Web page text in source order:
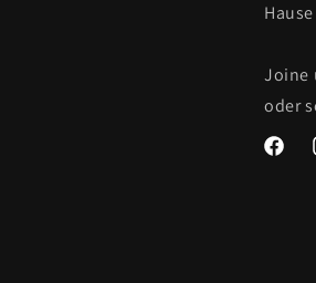
Joine
oder